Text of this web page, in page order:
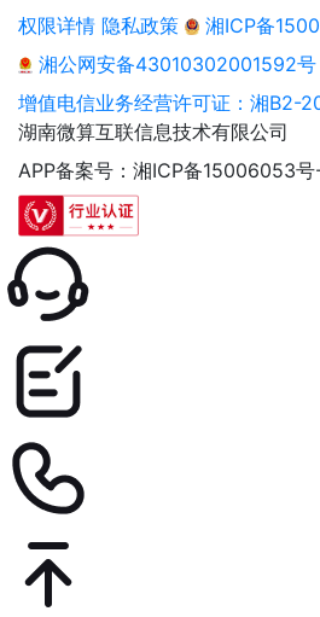
权限详情 隐私政策
湘ICP备
湘公网安备43010302001592号
增值电信业务经营许可证：湘B2-
湖南微算互联信息技术有限公司
APP备案号：湘ICP备15006053号